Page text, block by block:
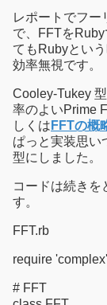
レポートでフー
で、FFTを
てもRubyとい
効率無視です。
Cooley-Tukey
率のよいPrime
しくは FFTの概
ぱっと実装思い
型にしました。
コードは続きを
す。
FFT.rb
require 'complex'
# FFT